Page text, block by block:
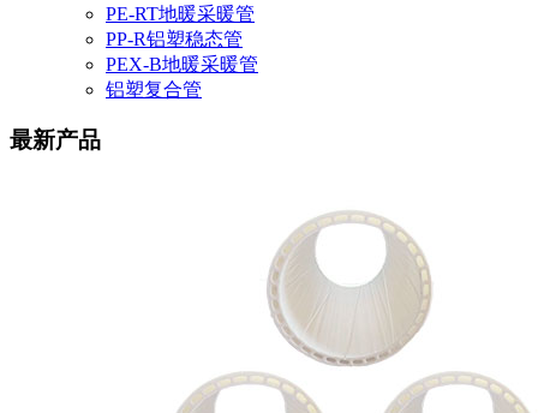
PE-RT地暖采暖管
PP-R铝塑稳态管
PEX-B地暖采暖管
铝塑复合管
最新产品